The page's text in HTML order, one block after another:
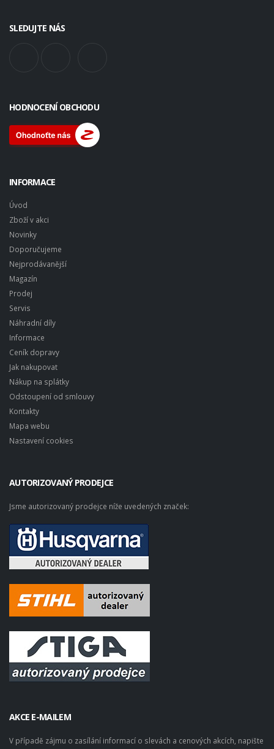
SLEDUJTE NÁS
HODNOCENÍ OBCHODU
INFORMACE
Úvod
Zboží v akci
Novinky
Doporučujeme
Nejprodávanější
Magazín
Prodej
Servis
Náhradní díly
Informace
Ceník dopravy
Jak nakupovat
Nákup na splátky
Odstoupení od smlouvy
Kontakty
Mapa webu
Nastavení cookies
AUTORIZOVANÝ PRODEJCE
Jsme autorizovaný prodejce níže uvedených značek:
AKCE E-MAILEM
V případě zájmu o zasílání informací o slevách a cenových akcích, napište